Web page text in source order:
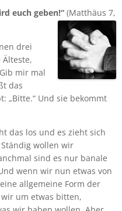
euch geben!“ (Matthäus 7,
drei
mir mal
das
„Bitte.“ Und sie bekommt
das los und es zieht sich
wollen wir
sind es nur banale
wenn wir nun etwas von
allgemeine Form der
wir um etwas bitten,